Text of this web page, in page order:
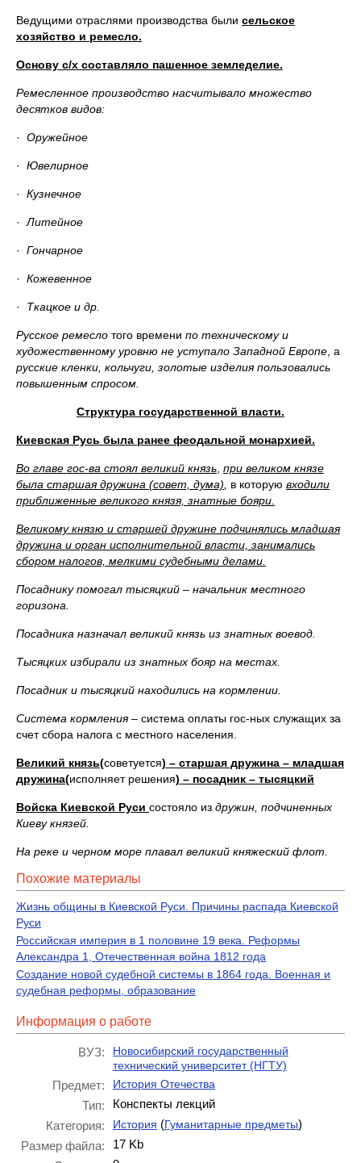
Ведущими отраслями производства были сельское
хозяйство и ремесло.
Основу с/х составляло пашенное земледелие.
Ремесленное производство насчитывало множество
десятков видов:
· Оружейное
· Ювелирное
· Кузнечное
· Литейное
· Гончарное
· Кожевенное
· Ткацкое и др.
Русское ремесло того времени по техническому и
художественному уровню не уступало Западной Европе , а
русские кленки, кольчуги, золотые изделия пользовались
повышенным спросом.
Структура государственной власти.
Киевская Русь была ранее феодальной монархией.
Во главе гос-ва стоял великий князь при великом князе
была старшая дружина (совет, дума)
в которую входили
приближенные великого князя, знатные бояри.
Великому князю и старшей дружине подчинялись младшая
дружина и орган исполнительной власти, занимались
сбором налогов, мелкими судебными делами.
Посаднику помогал тысяцкий – начальник местного
горизона.
Посадника назначал великий князь из знатных воевод.
Тысяцких избирали из знатных бояр на местах.
Посадник и тысяцкий находились на кормлении.
Система кормления – система оплаты гос-ных служащих за
счет сбора налога с местного населения.
Великий князь(советуется) – старшая дружина – младшая
дружина(исполняет решения) – посадник – тысяцкий
Войска Киевской Руси состояло из дружин, подчиненных
Киеву князей.
На реке и черном море плавал великий княжеский флот.
Похожие материалы
Жизнь общины в Киевской Руси. Причины распада Киевской
Руси
Российская империя в 1 половине 19 века. Реформы
Александра 1, Отечественная война 1812 года
Создание новой судебной системы в 1864 года. Военная и
судебная реформы, образование
Информация о работе
ВУЗ:
Новосибирский государственный
технический университет (НГТУ)
Предмет: История Отечества
Тип:
Конспекты лекций
Категория:
История (Гуманитарные предметы)
Размер файла:
17 Kb